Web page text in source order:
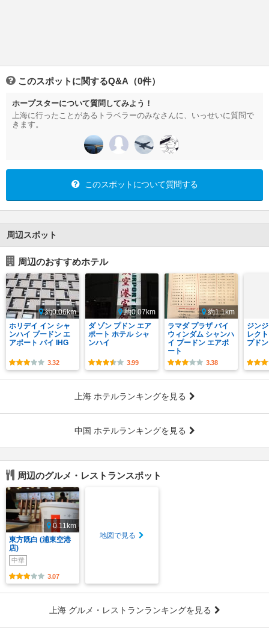
このスポットに関するQ&A（0件）
ホープスターについて質問してみよう！
上海に行ったことがあるトラベラーのみなさんに、いっせいに質問で
きます。
このスポットについて質問する
周辺スポット
周辺のおすすめホテル
約0.06km
ホリデイ イン シャ
ンハイ プードン エ
アポート バイ IHG
3.32
約0.07km
ダ ゾン プドン エア
ポート ホテル シャ
ンハイ
3.99
約1.1km
ラマダ プラザ バイ
ウィンダム シャンハ
イ プードン エアポ
ート
3.38
ジン
レク
プド
上海 ホテルランキングを見る
中国 ホテルランキングを見る
周辺のグルメ・レストランスポット
0.11km
東方既白 (浦東空港
店)
中華
3.07
地図で見る
上海 グルメ・レストランランキングを見る